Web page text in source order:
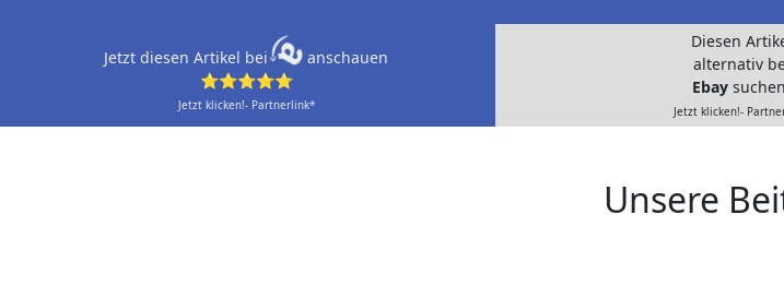
Jetzt diesen Artikel bei
anschauen
⭐⭐⭐⭐⭐
Jetzt klicken!- Partnerlink*
Diesen
alternativ
Ebay suchen
Jetzt klicken!-
Unsere